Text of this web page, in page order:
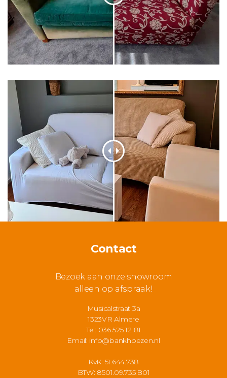
Contact
Bezoek aan onze showroom
alleen op afspraak!
Musicalstraat 3a
1323VR Almere
Tel: 036 525 12 81
Email: info@bankhoezen.nl
KvK: 51.644.738
BTW: 8501.09.735.B01